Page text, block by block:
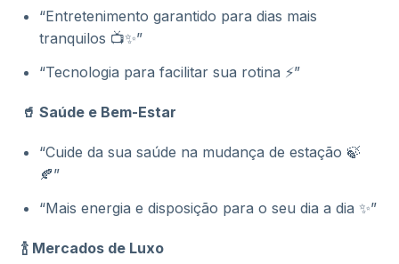
“Entretenimento garantido para dias mais
tranquilos 📺✨”
“Tecnologia para facilitar sua rotina ⚡”
🥤 Saúde e Bem-Estar
“Cuide da sua saúde na mudança de estação 🍃
🍂”
“Mais energia e disposição para o seu dia a dia ✨”
🍾 Mercados de Luxo